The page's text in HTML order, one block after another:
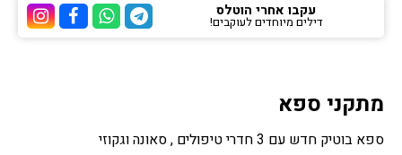
ערוץ ערוץ
ערוץ הוואטסאפ של
ערוץ הטלגרם של הוטלס
עקבו אחרי הוטלס
דילים מיוחדים לעוקבים!
מתקני ספא
ספא בוטיק חדש עם 3 חדרי טיפולים , סאונה וגקוזי